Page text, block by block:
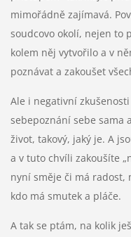
mimořádně zajímavá.
soudcovo okolí, nejen to
kolem něj vytvořilo a v
poznávat a zakoušet
Ale i negativní
sebepoznání sebe sama
život, takový, jaký je. A
a v tuto chvíli zakoušíte
nyní směje či má radost,
kdo má smutek a pláče.
A tak se ptám, na kolik